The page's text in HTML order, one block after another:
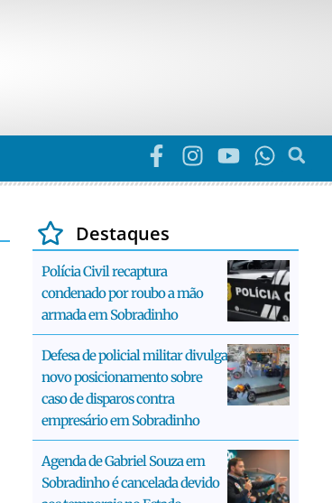
Destaques
Polícia Civil recaptura
condenado por roubo a mão
armada em Sobradinho
Defesa de policial militar divulga
novo posicionamento sobre
caso de disparos contra
empresário em Sobradinho
Agenda de Gabriel Souza em
Sobradinho é cancelada devido